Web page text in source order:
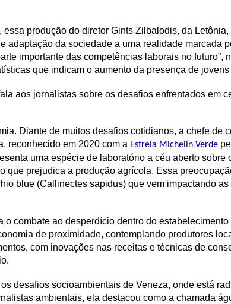
produção do diretor Gints Zilbalodis, da
da sociedade a uma realidade marcada
importante das competências laborais no futuro”,
que indicam o aumento da presença de
aos jornalistas sobre os desafios enfrentados em
Diante de muitos desafios cotidianos, a chefe de
reconhecido em 2020 com a Estrela Michelin Verde
uma espécie de laboratório a céu aberto
prejudica a produção agrícola. Essa
blue (Callinectes sapidus) que vem impactando
combate ao desperdício dentro do
de proximidade, contemplando produtores
com inovações nas receitas e técnicas de
desafios socioambientais de Veneza, onde está
ambientais, ela destacou como a chamada